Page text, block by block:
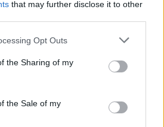
that may further disclose it to other
Opt Outs
the Sharing of my
the Sale of my